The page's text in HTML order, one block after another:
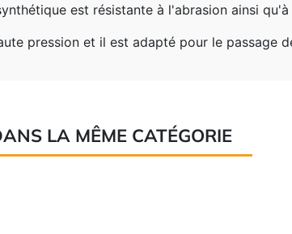
est résistante à l'abrasion ainsi
pression et il est adapté pour le passage
LA MÊME CATÉGORIE